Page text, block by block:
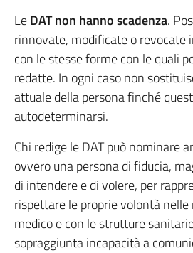
LeDAT non hanno scadenza.
rinnovate, modificate o revocate
con le stesse forme con le quali
redatte. In ogni caso non
attuale della persona finché
autodeterminarsi.
Chi redige le DAT può nominare
ovvero una persona di fiducia,
di intendere e di volere, per
rispettare le proprie volontà nelle
medico e con le strutture
sopraggiunta incapacità a